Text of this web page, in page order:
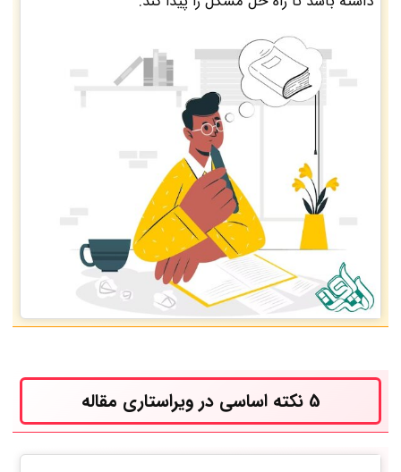
5 نکته اساسی در ویراستاری مقاله